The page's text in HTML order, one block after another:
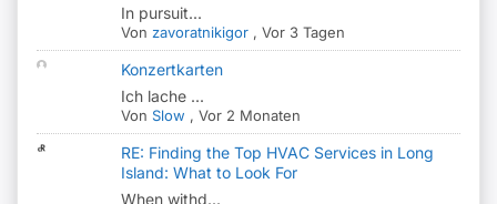
In pursuit...
Von zavoratnikigor ,Vor 3 Tagen
Konzertkarten
Ich lache ...
Von Slow ,Vor 2 Monaten
RE: Finding the Top HVAC Services in Long
Island: What to Look For
When withd...